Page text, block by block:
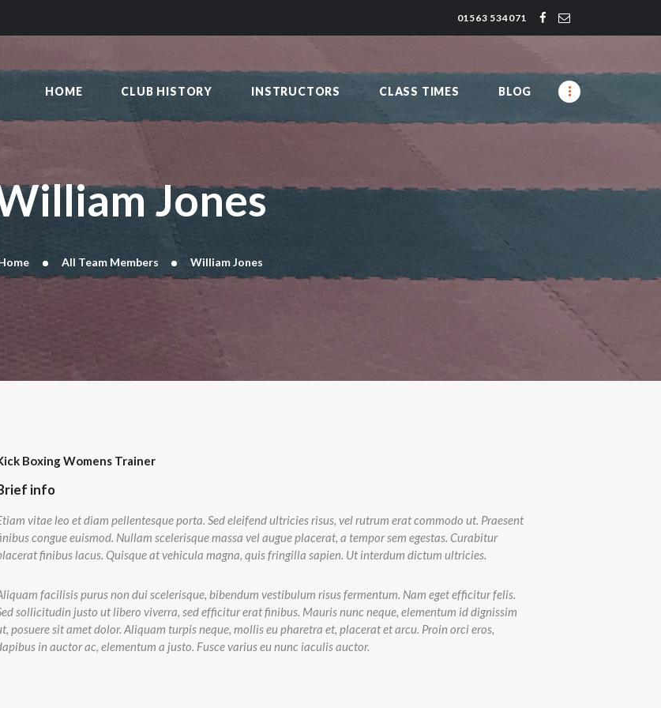
01563 534071
HOME CLUB HISTORY INSTRUCTORS CLASS TIMES BLOG
Jones
All Team Members William Jones
SAKAI KARATE CLUB
Kilmarnock
TIMES
Boxing Womens Trainer
info
vitae leo et diam pellentesque porta. Sed eleifend ultricies risus, vel rutrum erat commodo ut. Praesent
congue euismod. Nullam scelerisque massa vel augue placerat, a tempor sem egestas. Curabitur
finibus lacus. Quisque at vehicula magna, quis fringilla sapien. Ut interdum dictum ultricies.
facilisis purus non dui scelerisque, bibendum vestibulum risus fermentum. Nam eget efficitur felis.
sollicitudin justo ut libero viverra, sed efficitur erat finibus. Mauris nunc neque, elementum id dignissim
posuere sit amet dolor. Aliquam turpis neque, mollis eu pharetra et, placerat et arcu. Proin orci eros,
in auctor ac, elementum a justo. Fusce varius eu nunc iaculis auctor.